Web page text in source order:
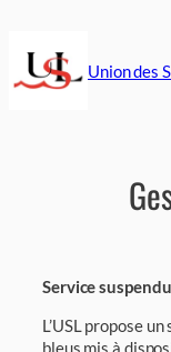
contenu
Union des
Service
L’USL propose
bleus mis à